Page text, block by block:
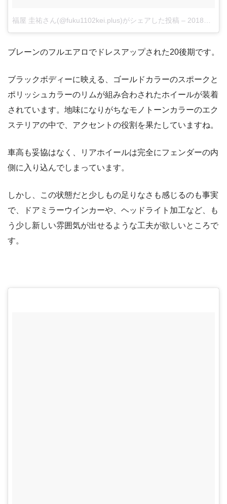
福屋 圭祐さん(@fuku1102kei.plus)がシェアした投稿 – 2018年 2月月15日午前3時54分PST
ブレーンのフルエアロでドレスアップされた20後期です。
ブラックボディーに映える、ゴールドカラーのスポークと
ポリッシュカラーのリムが組み合わされたホイールが装着
されています。地味になりがちなモノトーンカラーのエク
ステリアの中で、アクセントの役割を果たしていますね。
車高も妥協はなく、リアホイールは完全にフェンダーの内
側に入り込んでしまっています。
しかし、この状態だと少しもの足りなさも感じるのも事実
で、ドアミラーウインカーや、ヘッドライト加工など、も
う少し新しい雰囲気が出せるような工夫が欲しいところで
す。